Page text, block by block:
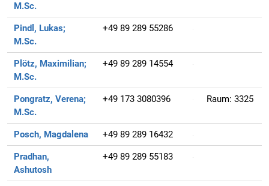
M.Sc.
Pindl, Lukas;
M.Sc.
+49 89 289 55286
Plötz, Maximilian;
M.Sc.
+49 89 289 14554
Pongratz, Verena;
M.Sc.
+49 173 3080396 Raum: 3325
Posch, Magdalena +49 89 289 16432
Pradhan,
Ashutosh
+49 89 289 55183